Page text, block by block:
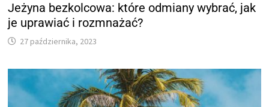
Jeżyna bezkolcowa: które odmiany wybrać, jak
je uprawiać i rozmnażać?
27 października, 2023